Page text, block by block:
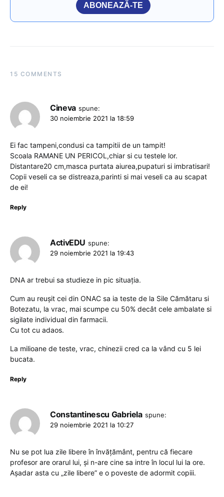
ABONEAZĂ-TE
15 COMMENTS
Cineva spune:
30 noiembrie 2021 la 18:59
Ei fac tampeni,condusi ca tampitii de un tampit!
Scoala RAMANE UN PERICOL,chiar si cu testele lor.
Distantare20 cm,masca purtata aiurea,pupaturi si imbratisari!
Copii veseli ca se distreaza,parinti si mai veseli ca au scapat
de ei!
Reply
ActivEDU spune:
29 noiembrie 2021 la 19:43
DNA ar trebui sa studieze in pic situația.
Cum au reușit cei din ONAC sa ia teste de la Sile Cămătaru si
Botezatu, la vrac, mai scumpe cu 50% decât cele ambalate si
sigilate individual din farmacii.
Cu tot cu adaos.
La milioane de teste, vrac, chinezii cred ca la vând cu 5 lei
bucata.
Reply
Constantinescu Gabriela spune:
29 noiembrie 2021 la 10:27
Nu se pot lua zile libere în învățământ, pentru că fiecare
profesor are orarul lui, și n-are cine sa intre în locul lui la ore.
Așadar asta cu „zile libere” e o poveste de adormit copiii.